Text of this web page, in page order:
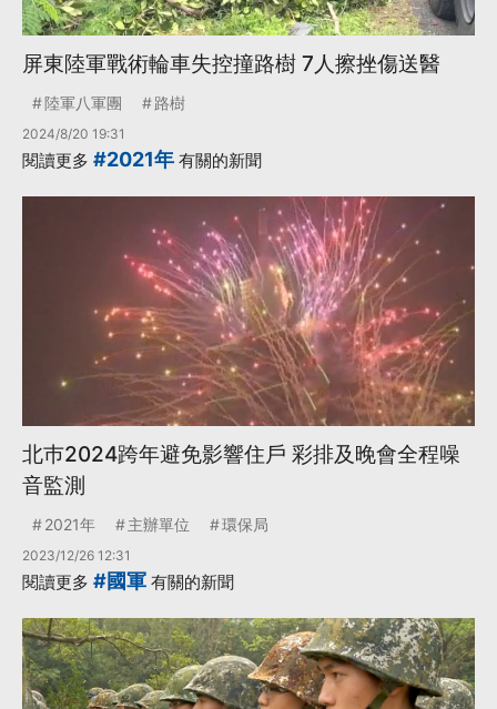
屏東陸軍戰術輪車失控撞路樹 7人擦挫傷送醫
陸軍八軍團 路樹
2024/8/20 19:31
閱讀更多 #2021年 有關的新聞
北巿2024跨年避免影響住戶 彩排及晚會全程噪
音監測
2021年 主辦單位 環保局
2023/12/26 12:31
閱讀更多 #國軍 有關的新聞